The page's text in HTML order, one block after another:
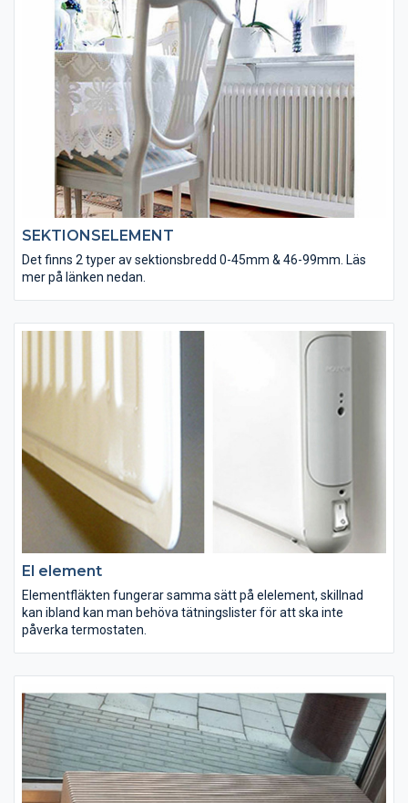
SEKTIONSELEMENT
Det finns 2 typer av sektionsbredd 0-45mm & 46-99mm. Läs
mer på länken nedan.
El element
Elementfläkten fungerar samma sätt på elelement, skillnad
kan ibland kan man behöva tätningslister för att ska inte
påverka termostaten.